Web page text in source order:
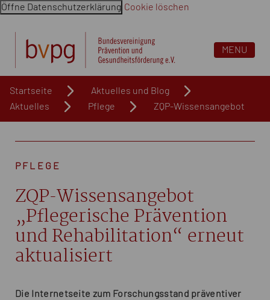
Öffne Datenschutzerklärung Cookie löschen
MENU
Startseite
Aktuelles und Blog
Aktuelles
Pflege ZQP-Wissensangebot
PFLEGE
ZQP-Wissensangebot
„Pflegerische Prävention
und Rehabilitation“ erneut
aktualisiert
Die Internetseite zum Forschungsstand präventiver